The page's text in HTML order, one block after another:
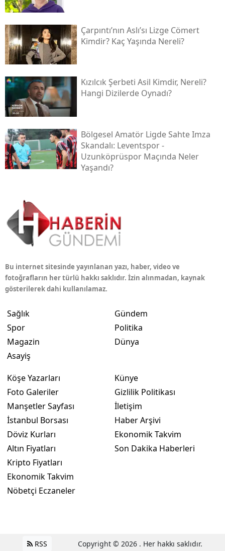
Çarpıntı’nın Aslı’sı Lizge Cömert
Kimdir? Kaç Yaşında Nereli?
Kızılcık Şerbeti Asil Kimdir, Nereli?
Hangi Dizilerde Oynadı?
Bölgesel Amatör Ligde Sahte Imza
Skandalı: Leventspor -
Uzunköprüspor Maçında Neler
Yaşandı?
Bu internet sitesinde yayınlanan yazı, haber, video ve
fotoğrafların her türlü hakkı saklıdır. İzin alınmadan, kaynak
gösterilerek dahi kullanılamaz.
Sağlık
Spor
Magazin
Asayiş
Gündem
Politika
Dünya
Köşe Yazarları
Foto Galeriler
Manşetler Sayfası
İstanbul Borsası
Döviz Kurları
Altın Fiyatları
Kripto Fiyatları
Ekonomik Takvim
Nöbetçi Eczaneler
Künye
Gizlilik Politikası
İletişim
Haber Arşivi
Ekonomik Takvim
Son Dakika Haberleri
RSS Copyright © 2026 . Her hakkı saklıdır.